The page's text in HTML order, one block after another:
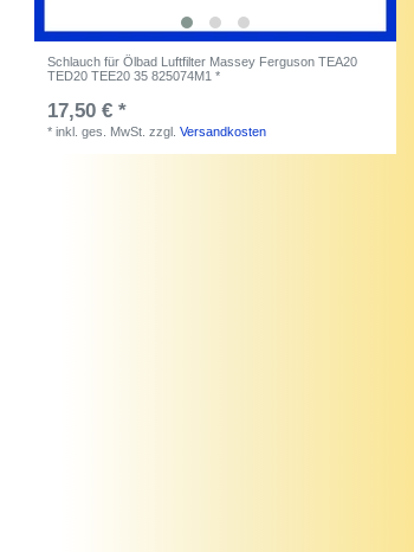
Schlauch für Ölbad Luftfilter Massey Ferguson TEA20
TED20 TEE20 35 825074M1 *
17,50 € *
*inkl. ges. MwSt. zzgl.Versandkosten